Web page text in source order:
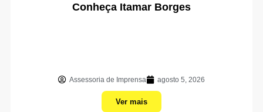
Conheça Itamar Borges
Assessoria de Imprensa agosto 5, 2026
Ver mais